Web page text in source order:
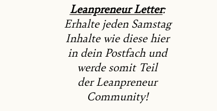
Leanpreneur Letter:
Erhalte jeden Samstag
Inhalte wie diese hier
in dein Postfach und
werde somit Teil
der Leanpreneur
Community!